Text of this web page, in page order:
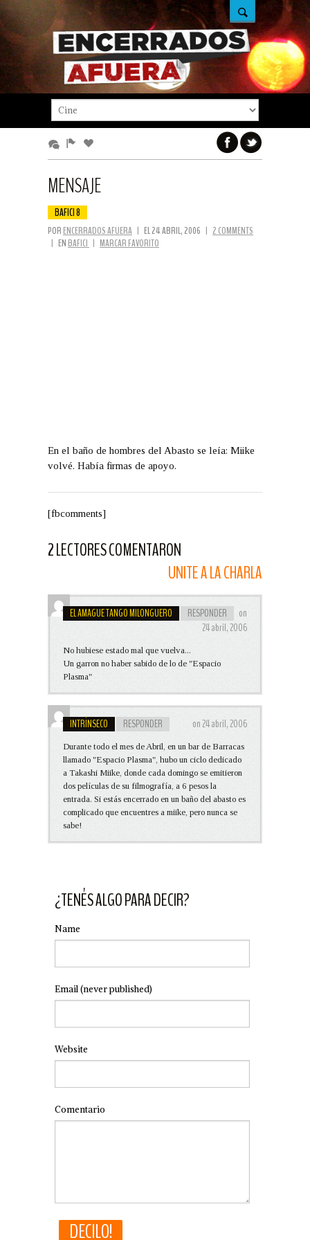
MENSAJE
BAFICI 8
POR ENCERRADOS AFUERA | EL 24 ABRIL, 2006 | 2 COMMENTS
| EN BAFICI | MARCAR FAVORITO
En el baño de hombres del Abasto se leía: Miike
volvé. Había firmas de apoyo.
[fbcomments]
2 LECTORES COMENTARON
UNITE A LA CHARLA
EL AMAGUE TANGO MILONGUERO RESPONDER
on
24 abril, 2006
No hubiese estado mal que vuelva...
Un garron no haber sabido de lo de "Espacio
Plasma"
INTRÍNSECO RESPONDER on 24 abril, 2006
Durante todo el mes de Abril, en un bar de Barracas
llamado "Espacio Plasma", hubo un ciclo dedicado
a Takashi Miike, donde cada domingo se emitieron
dos películas de su filmografía, a 6 pesos la
entrada. Si estás encerrado en un baño del abasto es
complicado que encuentres a miike, pero nunca se
sabe!
¿TENÉS ALGO PARA DECIR?
Name
Email(never published)
Website
Comentario